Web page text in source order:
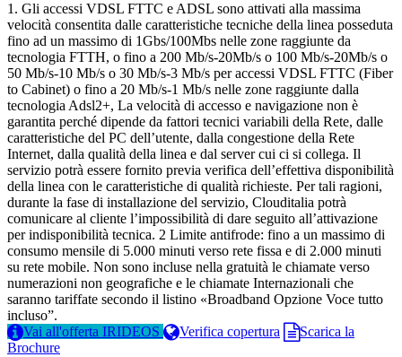
1. Gli accessi VDSL FTTC e ADSL sono attivati alla massima
velocità consentita dalle caratteristiche tecniche della linea posseduta
fino ad un massimo di 1Gbs/100Mbs nelle zone raggiunte da
tecnologia FTTH, o fino a 200 Mb/s-20Mb/s o 100 Mb/s-20Mb/s o
50 Mb/s-10 Mb/s o 30 Mb/s-3 Mb/s per accessi VDSL FTTC (Fiber
to Cabinet) o fino a 20 Mb/s-1 Mb/s nelle zone raggiunte dalla
tecnologia Adsl2+, La velocità di accesso e navigazione non è
garantita perché dipende da fattori tecnici variabili della Rete, dalle
caratteristiche del PC dell’utente, dalla congestione della Rete
Internet, dalla qualità della linea e dal server cui ci si collega. Il
servizio potrà essere fornito previa verifica dell’effettiva disponibilità
della linea con le caratteristiche di qualità richieste. Per tali ragioni,
durante la fase di installazione del servizio, Clouditalia potrà
comunicare al cliente l’impossibilità di dare seguito all’attivazione
per indisponibilità tecnica. 2 Limite antifrode: fino a un massimo di
consumo mensile di 5.000 minuti verso rete fissa e di 2.000 minuti
su rete mobile. Non sono incluse nella gratuità le chiamate verso
numerazioni non geografiche e le chiamate Internazionali che
saranno tariffate secondo il listino «Broadband Opzione Voce tutto
incluso”.
Vai all'offerta IRIDEOS
Verifica copertura
Scarica la
Brochure